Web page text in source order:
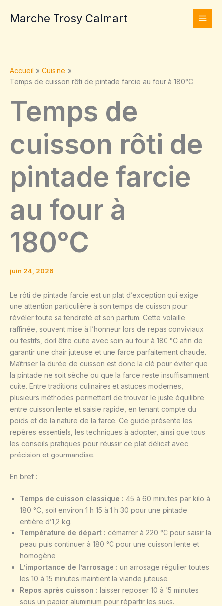
Marche Trosy Calmart
Accueil
Cuisine
Temps de cuisson rôti de pintade farcie au four à 180°C
Temps de
cuisson rôti de
pintade farcie
au four à
180°C
juin 24, 2026
Le rôti de pintade farcie est un plat d’exception qui exige
une attention particulière à son temps de cuisson pour
révéler toute sa tendreté et son parfum. Cette volaille
raffinée, souvent mise à l’honneur lors de repas conviviaux
ou festifs, doit être cuite avec soin au four à 180 °C afin de
garantir une chair juteuse et une farce parfaitement chaude.
Maîtriser la durée de cuisson est donc la clé pour éviter que
la pintade ne soit sèche ou que la farce reste insuffisamment
cuite. Entre traditions culinaires et astuces modernes,
plusieurs méthodes permettent de trouver le juste équilibre
entre cuisson lente et saisie rapide, en tenant compte du
poids et de la nature de la farce. Ce guide présente les
repères essentiels, les techniques à adopter, ainsi que tous
les conseils pratiques pour réussir ce plat délicat avec
précision et gourmandise.
En bref :
Temps de cuisson classique : 45 à 60 minutes par kilo à
180 °C, soit environ 1 h 15 à 1 h 30 pour une pintade
entière d’1,2 kg.
Température de départ : démarrer à 220 °C pour saisir la
peau puis continuer à 180 °C pour une cuisson lente et
homogène.
L’importance de l’arrosage : un arrosage régulier toutes
les 10 à 15 minutes maintient la viande juteuse.
Repos après cuisson : laisser reposer 10 à 15 minutes
sous un papier aluminium pour répartir les sucs.